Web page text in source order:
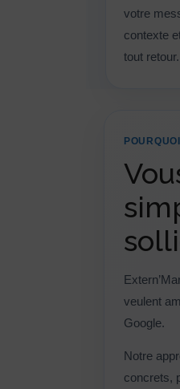
votre
contexte
tout retour.
veulent
Google.
Notre
concrets,